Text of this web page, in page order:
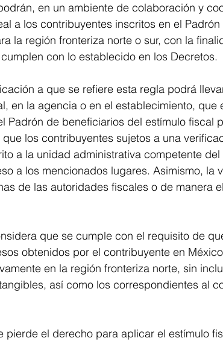
en un ambiente de colaboración y
a los contribuyentes inscritos en el Padrón
la región fronteriza norte o sur, con la
con lo establecido en los Decretos.
a que se refiere esta regla podrá
en la agencia o en el establecimiento, que
Padrón de beneficiarios del estímulo fiscal
los contribuyentes sujetos a una
a la unidad administrativa competente del
a los mencionados lugares. Asimismo, la
de las autoridades fiscales o de manera
que se cumple con el requisito de
obtenidos por el contribuyente en
en la región fronteriza norte, sin
así como los correspondientes al
pierde el derecho para aplicar el estímulo